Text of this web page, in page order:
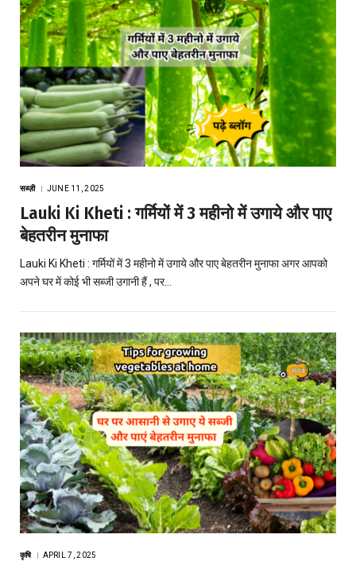
सब्ज़ी JUNE 11, 2025
Lauki Ki Kheti : गर्मियों में 3 महीनो में उगाये और पाए
बेहतरीन मुनाफा
Lauki Ki Kheti : गर्मियों में 3 महीनो में उगाये और पाए बेहतरीन मुनाफा अगर आपको
अपने घर में कोई भी सब्जी उगानी हैं , पर…
कृषि APRIL 7, 2025